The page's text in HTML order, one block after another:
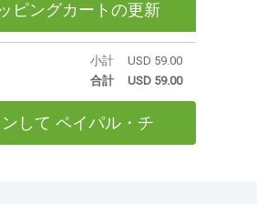
ピングカートの更新
合計 USD 59.00
小計 USD 59.00
して ペイパル・チ